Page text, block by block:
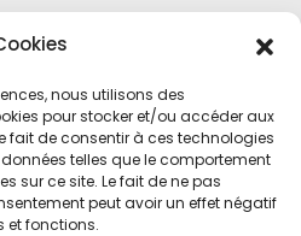
nous utilisons des
pour stocker et/ou accéder aux
fait de consentir à ces technologies
telles que le comportement
sur ce site. Le fait de ne pas
peut avoir un effet négatif
et fonctions.